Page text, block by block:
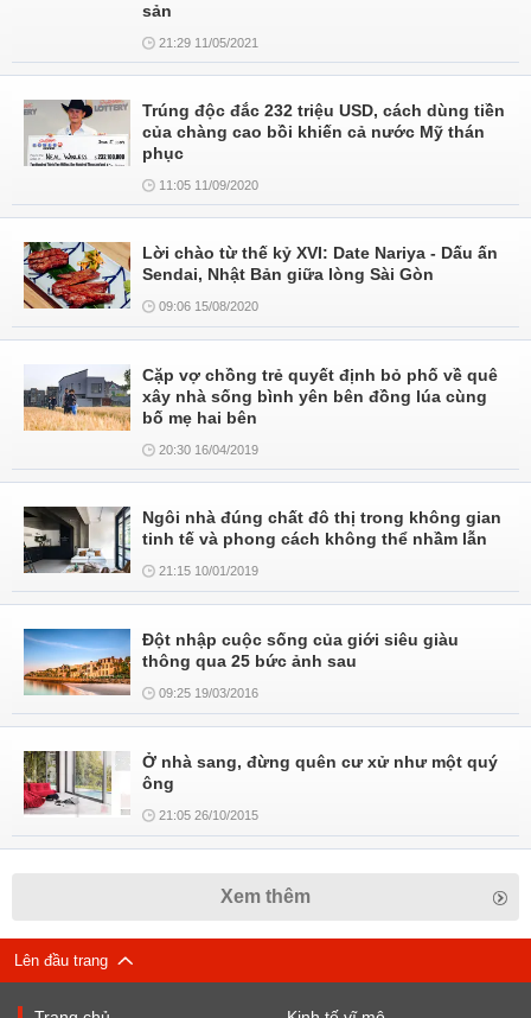
sản
21:29 11/05/2021
Trúng độc đắc 232 triệu USD, cách dùng tiền
của chàng cao bồi khiến cả nước Mỹ thán
phục
11:05 11/09/2020
Lời chào từ thế kỷ XVI: Date Nariya - Dấu ấn
Sendai, Nhật Bản giữa lòng Sài Gòn
09:06 15/08/2020
Cặp vợ chồng trẻ quyết định bỏ phố về quê
xây nhà sống bình yên bên đồng lúa cùng
bố mẹ hai bên
20:30 16/04/2019
Ngôi nhà đúng chất đô thị trong không gian
tinh tế và phong cách không thể nhầm lẫn
21:15 10/01/2019
Đột nhập cuộc sống của giới siêu giàu
thông qua 25 bức ảnh sau
09:25 19/03/2016
Ở nhà sang, đừng quên cư xử như một quý
ông
21:05 26/10/2015
Xem thêm
Lên đầu trang